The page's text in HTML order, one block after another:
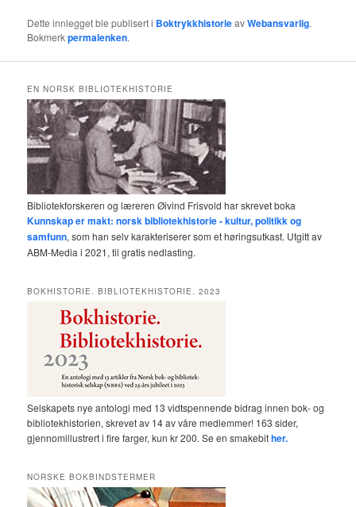
Dette innlegget ble publisert i BoktrykkhistorieavWebansvarlig.
Bokmerkpermalenken.
EN NORSK BIBLIOTEKHISTORIE
Bibliotekforskeren og læreren Øivind Frisvold har skrevet boka
Kunnskap er makt: norsk bibliotekhistorie - kultur, politikk og
samfunn, som han selv karakteriserer som et høringsutkast. Utgitt av
ABM-Media i 2021, til gratis nedlasting.
BOKHISTORIE. BIBLIOTEKHISTORIE. 2023
Selskapets nye antologi med 13 vidtspennende bidrag innen bok- og
bibliotekhistorien, skrevet av 14 av våre medlemmer! 163 sider,
gjennomillustrert i fire farger, kun kr 200. Se en smakebither.
NORSKE BOKBINDSTERMER